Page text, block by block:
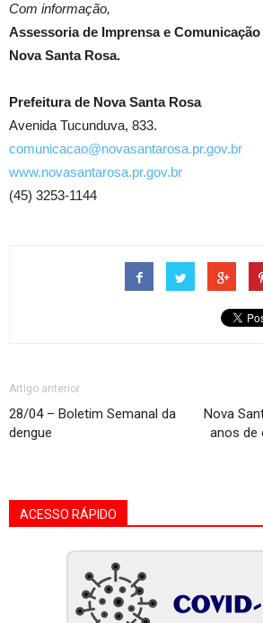
Com informação,
Assessoria de Imprensa e
Nova Santa Rosa.
Prefeitura de Nova Santa Rosa
Avenida Tucunduva, 833.
comunicacao@novasantarosa.pr.gov.br
www.novasantarosa.pr.gov.br
(45) 3253-1144
Artigo anterior
28/04 – Boletim Semanal da
dengue
Nova
anos de
ACESSO RÁPIDO